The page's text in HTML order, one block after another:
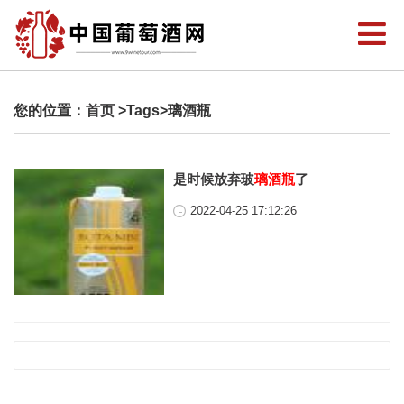
您的位置： 首页 >Tags>璃酒瓶
是时候放弃玻璃酒瓶了
2022-04-25 17:12:26